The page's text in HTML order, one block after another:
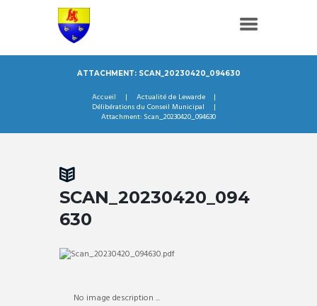
ATTACHMENT: SCAN_20230420_094630
Accueil
Actualité de Lewarde
Délibérations du Conseil Municipal
Attachment: Scan_20230420_094630
SCAN_20230420_094
630
No image description ...